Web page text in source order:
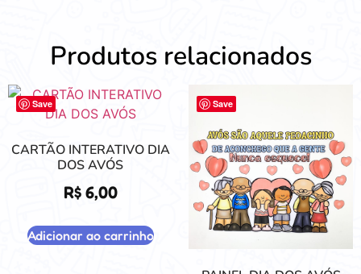
Produtos relacionados
Save
CARTÃO INTERATIVO DIA
DOS AVÓS
R$6,00
Adicionar ao carrinho
Save